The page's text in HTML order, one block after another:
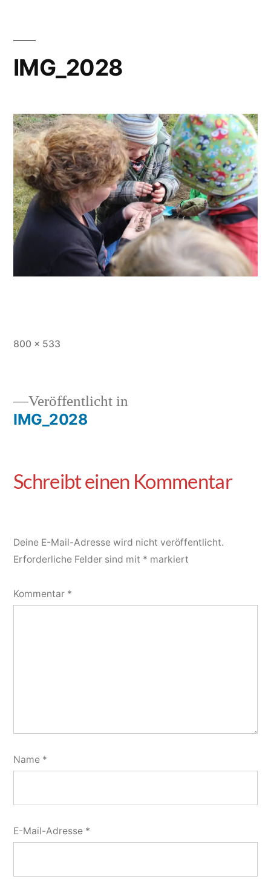
IMG_2028
800 × 533
Veröffentlicht in
IMG_2028
Deine E-Mail-Adresse wird nicht veröffentlicht.
Erforderliche Felder sind mit * markiert
Kommentar *
Name *
E-Mail-Adresse *